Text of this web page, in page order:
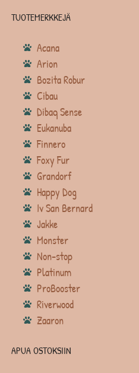
TUOTEMERKKEJÄ
Acana
Arion
Bozita Robur
Cibau
Dibaq Sense
Eukanuba
Finnero
Foxy Fur
Grandorf
Happy Dog
Iv San Bernard
Jakke
Monster
Non-stop
Platinum
ProBooster
Riverwood
Zaaron
APUA OSTOKSIIN